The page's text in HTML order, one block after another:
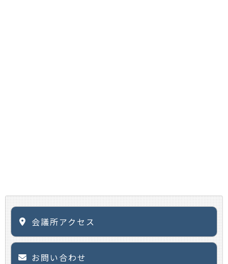
会議所アクセス
お問い合わせ